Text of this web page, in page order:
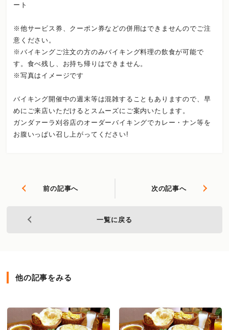
ート
※他サービス券、クーポン券などの併用はできませんのでご注
意ください。
※バイキングご注文の方のみバイキング料理の飲食が可能で
す。食べ残し、お持ち帰りはできません。
※写真はイメージです
バイキング開催中の週末等は混雑することもありますので、早
めにご来店いただけるとスムーズにご案内いたします。
ガンダァーラ刈谷店のオーダーバイキングでカレー・ナン等を
お腹いっぱい召し上がってください!
前の記事へ 次の記事へ
一覧に戻る
他の記事をみる